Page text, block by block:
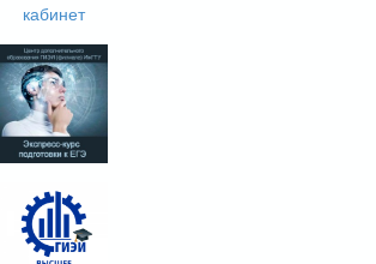
кабинет